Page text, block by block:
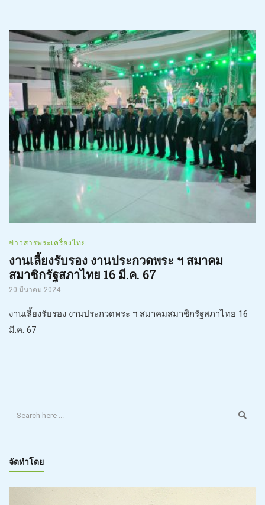
ข่าวสารพระเครื่องไทย
งานเลี้ยงรับรอง งานประกวดพระ ฯ สมาคม
สมาชิกรัฐสภาไทย 16 มี.ค. 67
20 มีนาคม 2024
งานเลี้ยงรับรอง งานประกวดพระ ฯ สมาคมสมาชิกรัฐสภาไทย 16
มี.ค. 67
จัดทำโดย